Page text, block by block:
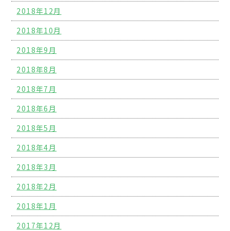
2018年12月
2018年10月
2018年9月
2018年8月
2018年7月
2018年6月
2018年5月
2018年4月
2018年3月
2018年2月
2018年1月
2017年12月